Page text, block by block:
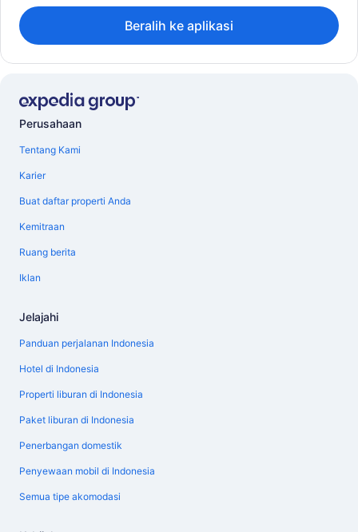
Beralih ke aplikasi
Perusahaan
Tentang Kami
Karier
Buat daftar properti Anda
Kemitraan
Ruang berita
Iklan
Jelajahi
Panduan perjalanan Indonesia
Hotel di Indonesia
Properti liburan di Indonesia
Paket liburan di Indonesia
Penerbangan domestik
Penyewaan mobil di Indonesia
Semua tipe akomodasi